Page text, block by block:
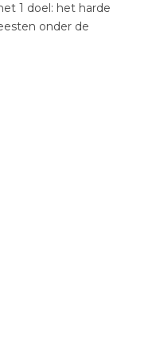
1 doel: het harde
onder de